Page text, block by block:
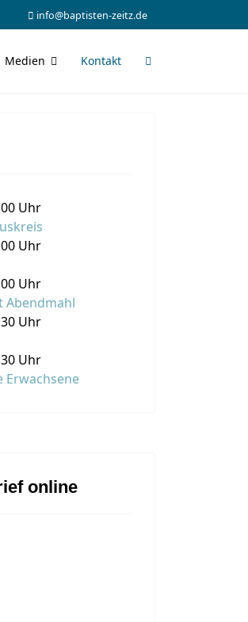
info@baptisten-zeitz.de
Medien Kontakt
Uhr
Uhr
Uhr
Abendmahl
Uhr
Uhr
Erwachsene
online